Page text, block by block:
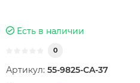
Есть в наличии
0
Артикул: 55-9825-CA-37